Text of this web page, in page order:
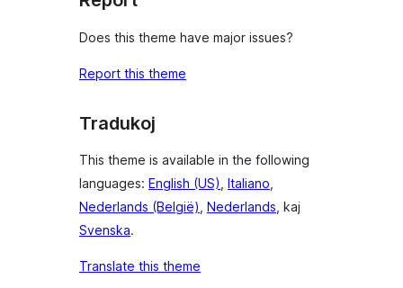
Does this theme have major issues?
Report this theme
Tradukoj
This theme is available in the following
languages: English (US) Italiano
Nederlands (België) Nederlands , kaj
Svenska.
Translate this theme